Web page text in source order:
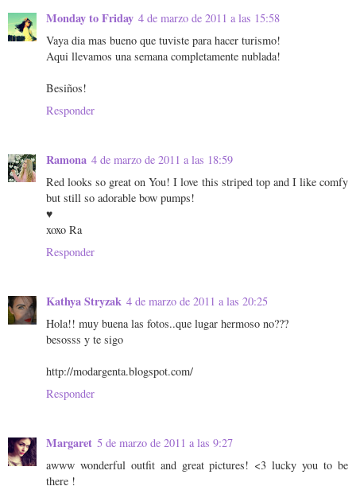
Monday to Friday 4 de marzo de 2011 a las 15:58
Vaya dia mas bueno que tuviste para hacer turismo!
Aqui llevamos una semana completamente nublada!
Besiños!
Responder
Ramona 4 de marzo de 2011 a las 18:59
Red looks so great on You! I love this striped top and I like comfy
but still so adorable bow pumps!
♥
xoxo Ra
Responder
Kathya Stryzak 4 de marzo de 2011 a las 20:25
Hola!! muy buena las fotos..que lugar hermoso no???
besosss y te sigo
http://modargenta.blogspot.com/
Responder
Margaret 5 de marzo de 2011 a las 9:27
awww wonderful outfit and great pictures! <3 lucky you to be
there !